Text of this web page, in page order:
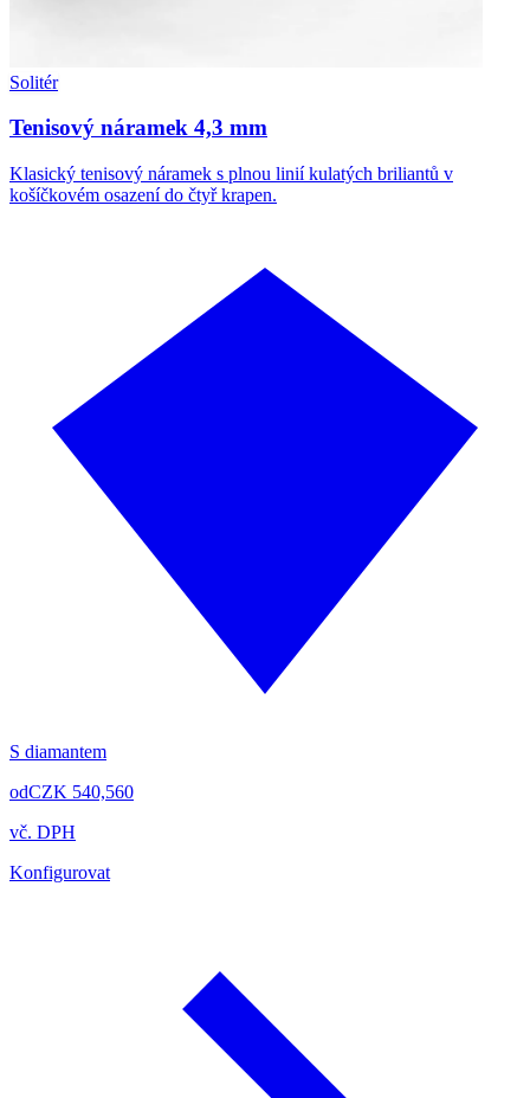
Solitér
Tenisový náramek 4,3 mm
Klasický tenisový náramek s plnou linií kulatých briliantů v
košíčkovém osazení do čtyř krapen.
S diamantem
odCZK 540,560
vč. DPH
Konfigurovat